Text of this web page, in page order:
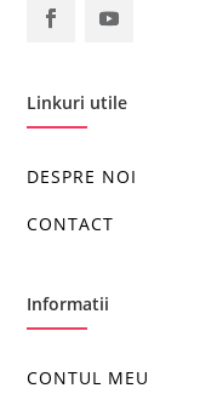
Linkuri utile
DESPRE NOI
CONTACT
Informatii
CONTUL MEU